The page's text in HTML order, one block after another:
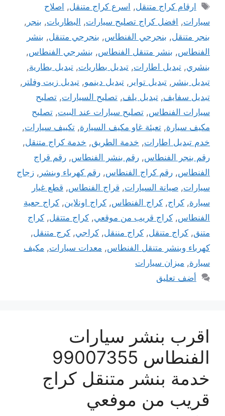
الوسوم
ارقام كراج متنقل, اسرع كراج متنقل, اصلاح
سيارات, افضل كراج تصليح سيارات, البطاريات, بنجر ,
بنجر متنقل, بنجرجي الفنطاس, بنجرجي متنقل, بنشر
الفنطاس, بنشر متنقل الفنطاس, بنشرجي الفنطاس,
بنشري, تبديل اطارات, تبديل بطاريات, تبديل بطارية,
تبديل بنشر , تبديل تواير , تبديل دينمو, تبديل زيت وفلتر ,
تبديل سفايف, تبديل يلف, تصليح السيارات, تصليح
سيارات الفنطاس, تصليح سيارات عند البيت, تصليح
مكيف سيارة, تعبئة غاو مكيف السيارة, تكييف سيارات,
خدم تبديل اطارات, خدمة الطريق, خدمة كراج متنقل,
رقم بنجر الفنطاس, رقم بنشر الفنطاس, رقم قراج
الفنطاس, رقم كراج الفنطاس, رقم كهرباء وبنشر , زجاج
سيارات, صيانة السيارات, قراج الفنطاس, قطع غيار
سيارة, كراج, كراج الفنطاس, كراج اونلاين, كراج جعية
الفنطاس, كراج قريب من موقعي, كراج متتقل, كراج
متنق, كراج متنقل, كراج مننقل, كراجي, كرج متنقل,
كهرباء وبنشر متنقل الفنطاس, معدات سيارات, مكيف
سيارة, ميزان سيارات
أضف تعليق
اقرب بنشر سيارات
الفنطاس 99007355
خدمة بنشر متنقل كراج
قريب من موفعي